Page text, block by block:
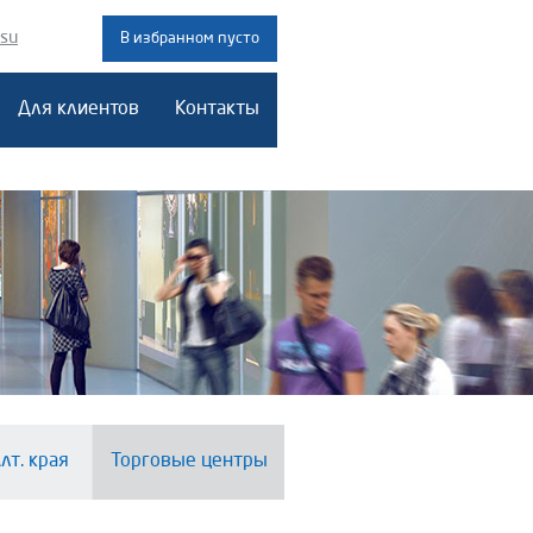
В избранном пусто
Для клиентов Контакты
края Торговые центры